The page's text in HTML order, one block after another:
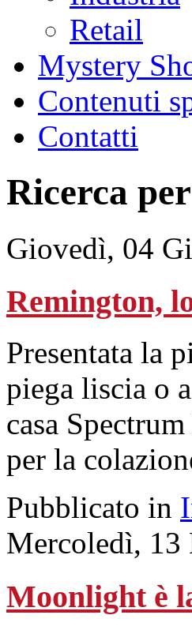
Retail
Mystery
Contenuti
Contatti
Ricerca
Giovedì, 04
Remington,
Presentata la
piega liscia o
casa
per la
Pubblicato in
Mercoledì, 13
Moonlight è